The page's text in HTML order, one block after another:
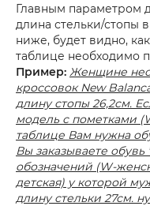
Главным параметром
длина стельки/стопы
ниже, будет видно,
таблице необходимо
Пример: Женщине
кроссовок New
длину стопы 26,2см.
модель с пометками
таблице Вам нужна
Вы заказываете
обозначений (W-
детская) у которой
длину стельки 27см.